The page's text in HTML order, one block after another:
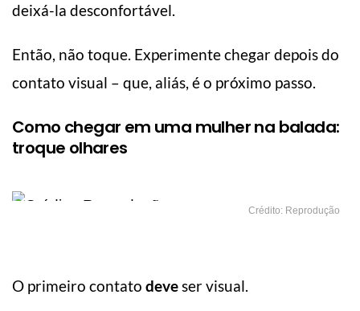
deixá-la desconfortável.
Então, não toque. Experimente chegar depois do
contato visual – que, aliás, é o próximo passo.
Como chegar em uma mulher na balada:
troque olhares
Crédito: Reprodução
O primeiro contato deveser visual.